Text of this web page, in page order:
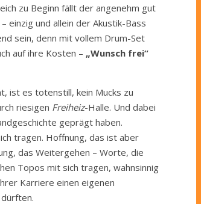
zu Beginn fällt der angenehm gut
einzig und allein der Akustik-Bass
sein, denn mit vollem Drum-Set
auf ihre Kosten – „Wunsch frei“
ist es totenstill, kein Mucks zu
riesigen Freiheiz-Halle. Und dabei
geprägt haben.
tragen. Hoffnung, das ist aber
das Weitergehen – Worte, die
Topos mit sich tragen, wahnsinnig
Karriere einen eigenen